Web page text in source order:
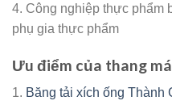
4. Công nghiệp thực phẩm
phụ gia thực phẩm
Ưu điểm của thang
1. Băng tải xích ống Thành